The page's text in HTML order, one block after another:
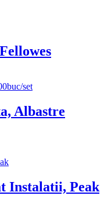
Albastre
Instalatii, Peak